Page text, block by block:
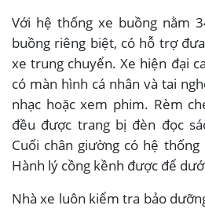
Với hệ thống xe buồng nằm
buồng riêng biệt, có hỗ trợ
xe trung chuyển. Xe hiện đại
có màn hình cá nhân và tai
nhạc hoặc xem phim. Rèm
đều được trang bị đèn đọc
Cuối chân giường có hệ
Hành lý cồng kềnh được để
Nhà xe luôn kiểm tra bảo